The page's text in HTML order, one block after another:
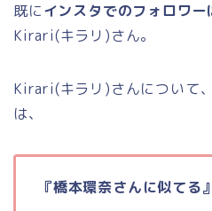
既にインスタでのフォロワ
Kirari(キラリ)さん。
Kirari(キラリ)さんについて
は、
『橋本環奈さんに似てる』